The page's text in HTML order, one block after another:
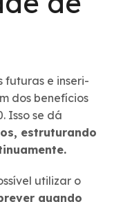
futuras e inseri-
dos benefícios
Isso se dá
estruturando
utilizar o
quando